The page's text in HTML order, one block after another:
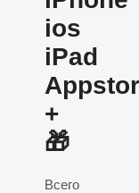
ios
iPad
+
🎁
Всего